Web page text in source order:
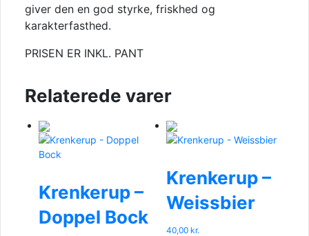
giver den en god styrke, friskhed og
karakterfasthed.
PRISEN ER INKL. PANT
Relaterede varer
Krenkerup –
Doppel Bock
Krenkerup –
Weissbier
40,00 kr.